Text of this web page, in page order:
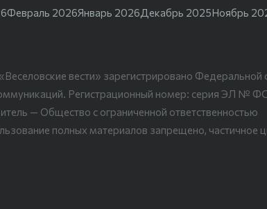
Февраль 2026Январь 2026 Декабрь 2025Ноябрь
вести» зарегистрировано Федеральной
Регистрационный номер: серия ЭЛ №
— Общество с ограниченной ответственностью
полных материалов запрещено, частичное